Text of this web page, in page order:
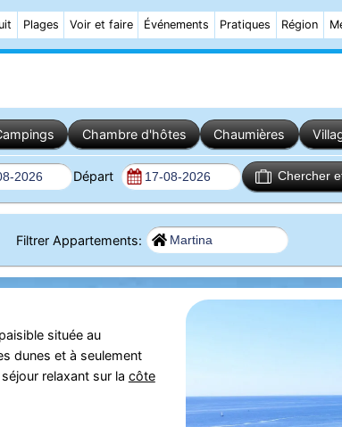
Plages Voir et faire Événements Pratiques Région
Chambre d'hôtes Chaumières
Départ Chercher
Filtrer Appartements:
située au
dunes et à seulement
relaxant sur la côte